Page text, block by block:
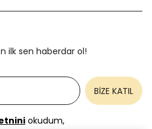
ilk sen haberdar ol!
BİZE KATIL
okudum,